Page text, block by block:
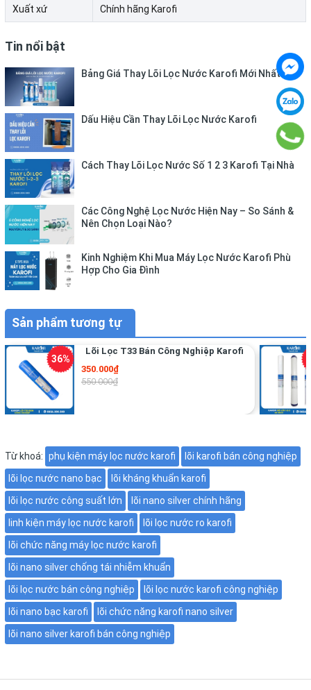
Lõi Nano Silver giúp:
♦ Hạn chế vi khuẩn phát triển
♦Hỗ trợ kháng khuẩn cho nước sau lọc
♦Giảm nguy cơ tái nhiễm khuẩn
♦Nâng cao độ an toàn của nguồn nước uống
Đây là giải pháp cần thiết giúp duy trì chất lượng nước
sạch ổn định cho hệ thống lọc nước bán công nghiệp.
Ứng Dụng Công Nghệ Nano Bạc Hiện Đại
Lõi lọc sử dụng vật liệu nano bạc có khả năng hỗ trợ tiêu
diệt vi khuẩn và hạn chế sự phát triển của vi sinh vật
trong nước.
Tăng độ an toàn cho nước đầu ra
♦ Hỗ trợ bảo vệ hệ thống lọc nước
♦Giúp nước sạch hơn sau lọc
Phù hợp với nhu cầu sử dụng nước số lượng lớn
Công nghệ nano bạc hiện đang được ứng dụng phổ biến
trong nhiều hệ thống lọc nước hiện đại nhờ khả năng hỗ
trợ kháng khuẩn hiệu quả.
Xuất xứ Chính hãng Karofi
Tin nổi bật
Bảng Giá Thay Lõi Lọc Nước Karofi Mới Nhất
Dấu Hiệu Cần Thay Lõi Lọc Nước Karofi
Cách Thay Lõi Lọc Nước Số 1 2 3 Karofi Tại Nhà
Các Công Nghệ Lọc Nước Hiện Nay – So Sánh &
Nên Chọn Loại Nào?
Kinh Nghiệm Khi Mua Máy Lọc Nước Karofi Phù
Hợp Cho Gia Đình
Sản phẩm tương tự
Lõi Lọc T33 Bán Công Nghiệp Karofi
350.000₫
550.000₫
Từ khoá: phụ kiện máy lọc nước karofi
lõi karofi bán công nghiệp
lõi lọc nước nano bạc
lõi kháng khuẩn karofi
lõi lọc nước công suất lớn
lõi nano silver chính hãng
linh kiện máy lọc nước karofi
lõi lọc nước ro karofi
lõi chức năng máy lọc nước karofi
lõi nano silver chống tái nhiễm khuẩn
lõi lọc nước bán công nghiệp
lõi lọc nước karofi công nghiệp
lõi nano bạc karofi
lõi chức năng karofi nano silver
lõi nano silver karofi bán công nghiệp